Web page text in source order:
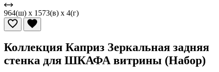
964(ш) x 1573(в) x 4(г)
Коллекция Каприз Зеркальная задняя
стенка для ШКАФА витрины (Набор)